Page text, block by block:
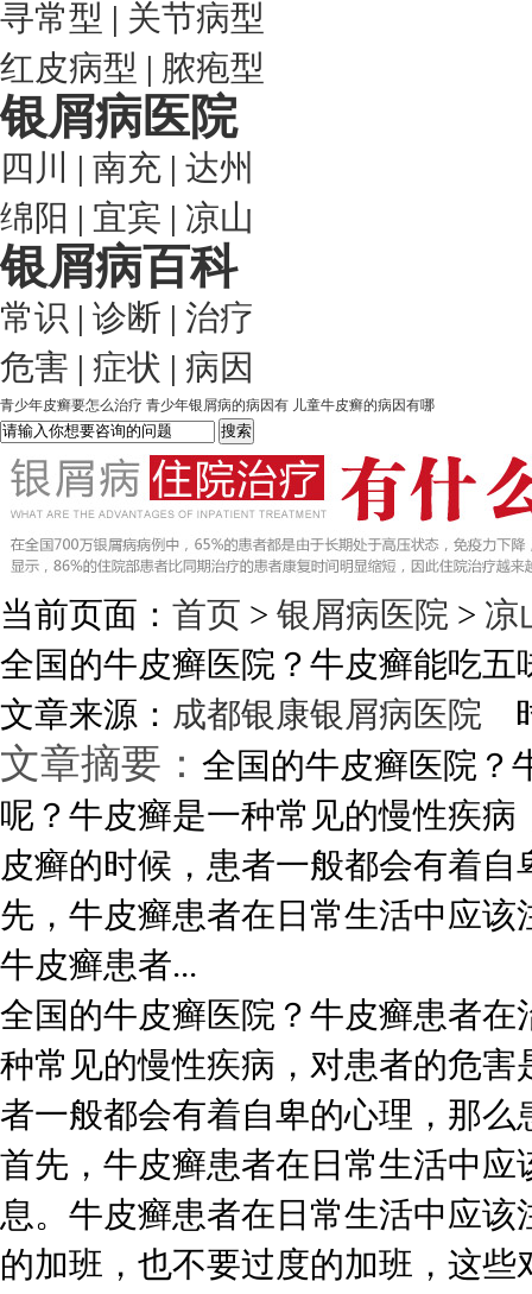
寻常型 | 关节病型
红皮病型 | 脓疱型
银屑病医院
四川 | 南充 | 达州
绵阳 | 宜宾 | 凉山
银屑病百科
常识 | 诊断 | 治疗
危害 | 症状 | 病因
青少年皮癣要怎么治疗 青少年银屑病的病因有 儿童牛皮癣的病因有哪
当前页面： 首页 > 银屑病医院 > 凉
全国的牛皮癣医院？牛皮癣能吃五
文章来源： 成都银康银屑病医院
文章摘要： 全国的牛皮癣医院？
呢？牛皮癣是一种常见的慢性疾
皮癣的时候，患者一般都会有着
先，牛皮癣患者在日常生活中应
牛皮癣患者...
全国的牛皮癣医院？牛皮癣患者
种常见的慢性疾病，对患者的危
者一般都会有着自卑的心理，那么
首先，牛皮癣患者在日常生活中
息。牛皮癣患者在日常生活中应
的加班，也不要过度的加班，这